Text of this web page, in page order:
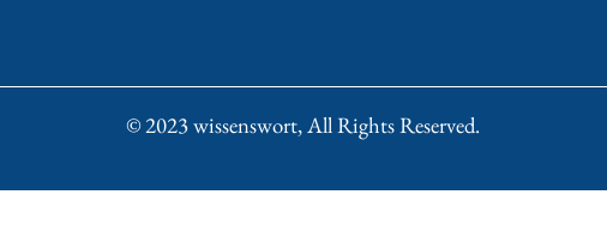
© 2023 wissenswort, All Rights Reserved.